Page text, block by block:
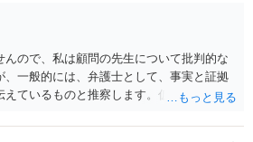
高いと言わざるを得ません。 なお、懲戒
、減給、出勤停止等解雇よりも軽い処分
それでも改善されない場合には解雇に踏
踏んだ場合は解雇が有効と判断される可能
の中途社員だから直ちに解雇しやすいとい
高度人材の中途社員の場合は雇用契約上、
ているため能力不足か否かの判断が給与の
ので、私は顧問の先生について批判的な
、一般的には、弁護士として、事実と証拠
えているものと推察します。仮に弁護士の
じていないのであれば、また、こちらにお